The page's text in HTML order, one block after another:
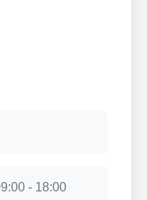
- 18:00